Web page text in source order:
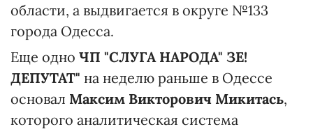
области, а выдвигается в округе №133
города Одесса.
Еще одно ЧП "СЛУГА НАРОДА" ЗЕ!
ДЕПУТАТ" на неделю раньше в Одессе
основал Максим Викторович Микитась,
которого аналитическая система